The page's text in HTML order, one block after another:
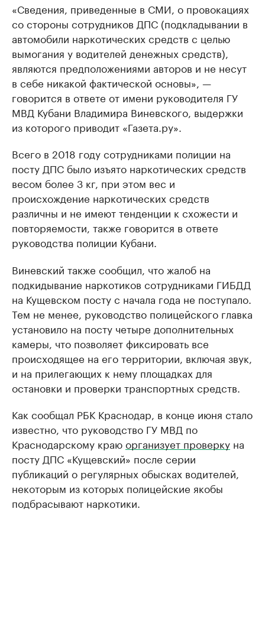
«Сведения, приведенные в СМИ, о провокациях
со стороны сотрудников ДПС (подкладывании в
автомобили наркотических средств с целью
вымогания у водителей денежных средств),
являются предположениями авторов и не несут
в себе никакой фактической основы», —
говорится в ответе от имени руководителя ГУ
МВД Кубани Владимира Виневского, выдержки
из которого приводит «Газета.ру».
Всего в 2018 году сотрудниками полиции на
посту ДПС было изъято наркотических средств
весом более 3 кг, при этом вес и
происхождение наркотических средств
различны и не имеют тенденции к схожести и
повторяемости, также говорится в ответе
руководства полиции Кубани.
Виневский также сообщил, что жалоб на
подкидывание наркотиков сотрудниками ГИБДД
на Кущевском посту с начала года не поступало.
Тем не менее, руководство полицейского главка
установило на посту четыре дополнительных
камеры, что позволяет фиксировать все
происходящее на его территории, включая звук,
и на прилегающих к нему площадках для
остановки и проверки транспортных средств.
Как сообщал РБК Краснодар, в конце июня стало
известно, что руководство ГУ МВД по
Краснодарскому краюорганизует проверку на
посту ДПС «Кущевский» после серии
публикаций о регулярных обысках водителей,
некоторым из которых полицейские якобы
подбрасывают наркотики.